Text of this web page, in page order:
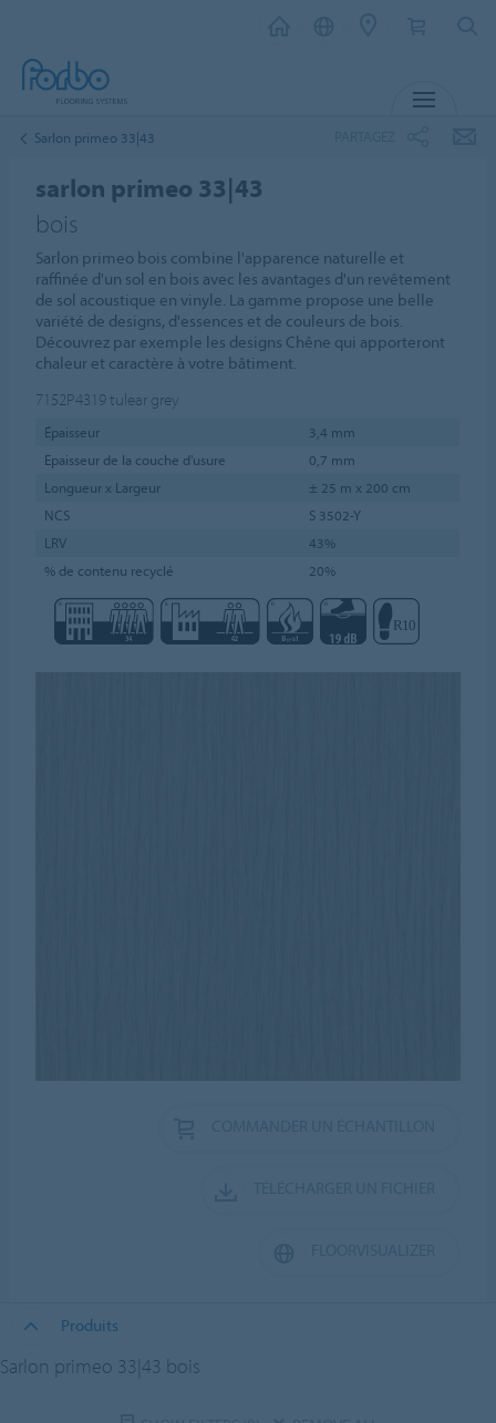
Sarlon primeo 33|43
sarlon primeo 33|43
bois
Sarlon primeo bois combine l'apparence naturelle et
raffinée d'un sol en bois avec les avantages d'un revêtement
de sol acoustique en vinyle. La gamme propose une belle
variété de designs, d'essences et de couleurs de bois.
Découvrez par exemple les designs Chêne qui apporteront
chaleur et caractère à votre bâtiment.
7152P4319tulear grey
Épaisseur
3,4 mm
Epaisseur de la couche d'usure
0,7 mm
Longueur x Largeur
± 25 m x 200 cm
NCS
S 3502-Y
LRV
43%
% de contenu recyclé
20%
Produits
Sarlon primeo 33|43 bois